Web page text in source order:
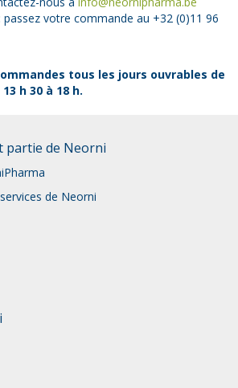
passez votre commande au +32 (0)11 96
tous les jours ouvrables de
h 30 à 18 h.​
partie de Neorni
de Neorni